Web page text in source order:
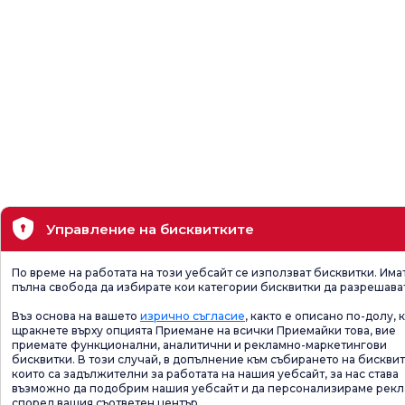
Управление на бисквитките
По време на работата на този уебсайт се използват бисквитки.
пълна свобода да избирате кои категории бисквитки да
Въз основа на вашето изрично съгласие, както е описано по-долу,
щракнете върху опцията Приемане на всички Приемайки това, вие
приемате функционални, аналитични и рекламно-маркетингови
бисквитки. В този случай, в допълнение към събирането на
които са задължителни за работата на нашия уебсайт, за нас става
възможно да подобрим нашия уебсайт и да персонализираме